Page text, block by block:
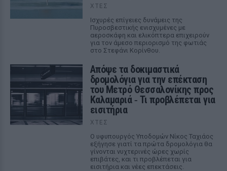
ΧΤΕΣ
Ισχυρές επίγειες δυνάμεις της
Πυροσβεστικής ενισχυμένες με
αεροσκάφη και ελικόπτερα επιχειρούν
για τον άμεσο περιορισμό της φωτιάς
στο Στεφάνι Κορίνθου.
Απόψε τα δοκιμαστικά
δρομολόγια για την επέκταση
του Μετρό Θεσσαλονίκης προς
Καλαμαριά ‑ Τι προβλέπεται για
εισιτήρια
ΧΤΕΣ
Ο υφυπουργός Υποδομών Νίκος Ταχιάος
εξήγησε γιατί τα πρώτα δρομολόγια θα
γίνονται νυχτερινές ώρες χωρίς
επιβάτες, και τι προβλέπεται για
εισιτήρια και νέες επεκτάσεις.